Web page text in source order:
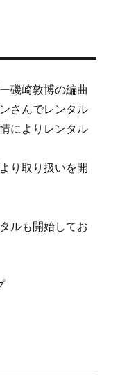
磯崎敦博の編曲
さんでレンタル
によりレンタル
り取り扱いを開
ルも開始してお